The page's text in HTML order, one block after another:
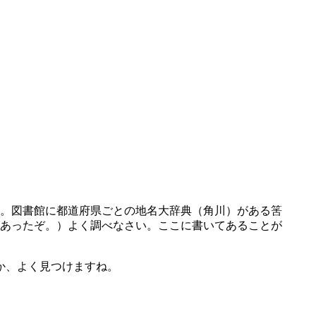
図書館に都道府県ごとの地名大辞典（角川）がある筈
ったぞ。）よく調べなさい。ここに書いてあることが
よく見つけますね。